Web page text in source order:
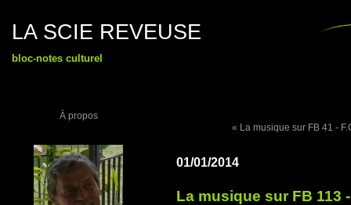
LA SCIE REVEUSE
bloc-notes culturel
À propos
« La musique sur FB 41 -
01/01/2014
La musique sur FB 113